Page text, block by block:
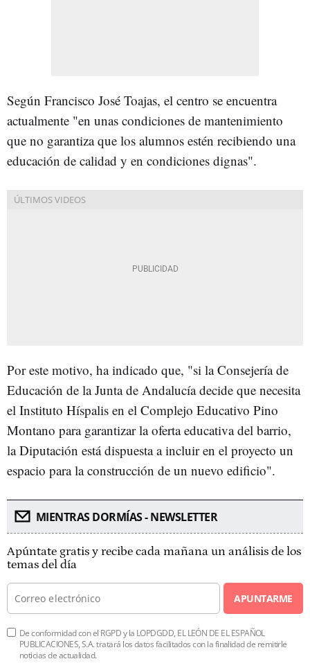
Según Francisco José Toajas, el centro se encuentra
actualmente "en unas condiciones de mantenimiento
que no garantiza que los alumnos estén recibiendo una
educación de calidad y en condiciones dignas".
Por este motivo, ha indicado que, "si la Consejería de
Educación de la Junta de Andalucía decide que necesita
el Instituto Híspalis en el Complejo Educativo Pino
Montano para garantizar la oferta educativa del barrio,
la Diputación está dispuesta a incluir en el proyecto un
espacio para la construcción de un nuevo edificio".
MIENTRAS DORMÍAS - NEWSLETTER
Apúntate gratis y recibe cada mañana un análisis de los
temas del día
APUNTARME
De conformidad con el RGPD y la LOPDGDD, EL LEÓN DE EL ESPAÑOL
PUBLICACIONES, S.A. tratará los datos facilitados con la finalidad de remitirle
noticias de actualidad.